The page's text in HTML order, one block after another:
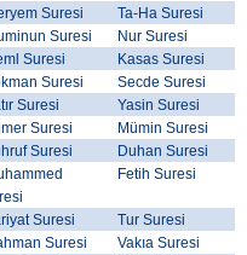
Suresi
Ta-Ha Suresi
Suresi
Nur Suresi
Suresi
Kasas Suresi
Suresi
Secde Suresi
Suresi
Yasin Suresi
Suresi
Mümin Suresi
Suresi
Duhan Suresi
Fetih Suresi
Suresi
Tur Suresi
Suresi
Vakıa Suresi